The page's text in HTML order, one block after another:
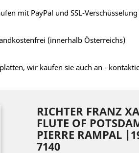
mit PayPal und SSL-Verschüsselung
(innerhalb Österreichs)
wir kaufen sie auch an -
RICHTER FRANZ
FLUTE OF
PIERRE RAMPAL
7140